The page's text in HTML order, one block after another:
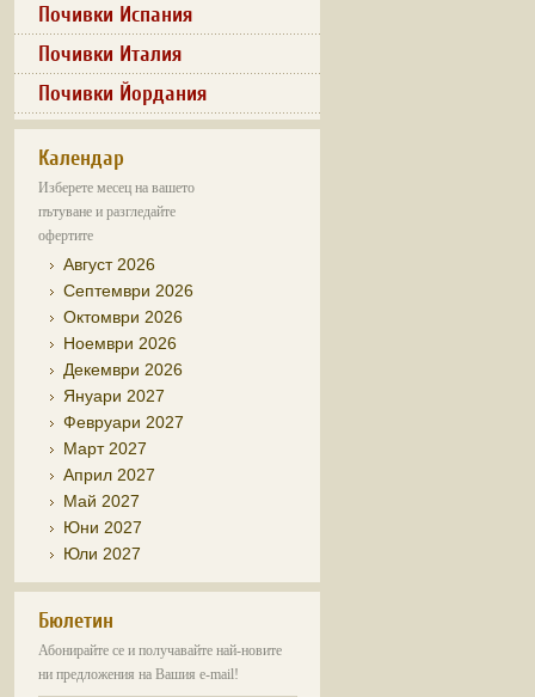
Почивки Испания
Почивки Италия
Почивки Йордания
Календар
Изберете месец на вашето
пътуване и разгледайте
офертите
Август 2026
Септември 2026
Октомври 2026
Ноември 2026
Декември 2026
Януари 2027
Февруари 2027
Март 2027
Април 2027
Май 2027
Юни 2027
Юли 2027
Бюлетин
Абонирайте се и получавайте най-новите
ни предложения на Вашия e-mail!